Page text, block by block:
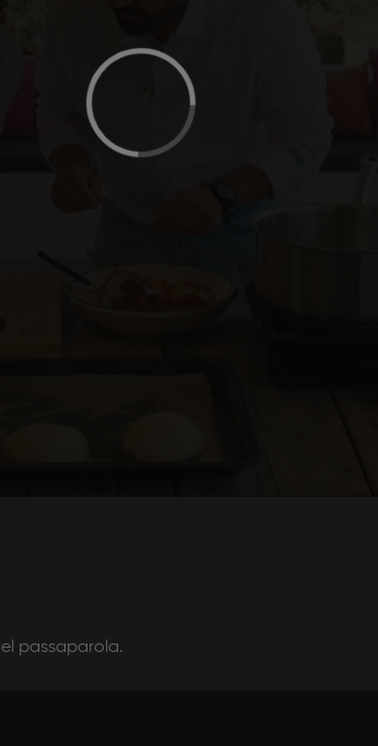
passaparola.